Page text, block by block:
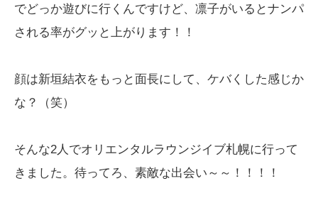
でどっか遊びに行くんですけど、凛子がいるとナンパ
される率がグッと上がります！！
顔は新垣結衣をもっと面長にして、ケバくした感じか
な？（笑）
そんな2人でオリエンタルラウンジイブ札幌に行って
きました。待ってろ、素敵な出会い～～！！！！